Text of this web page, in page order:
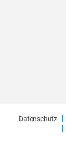
Datenschutz